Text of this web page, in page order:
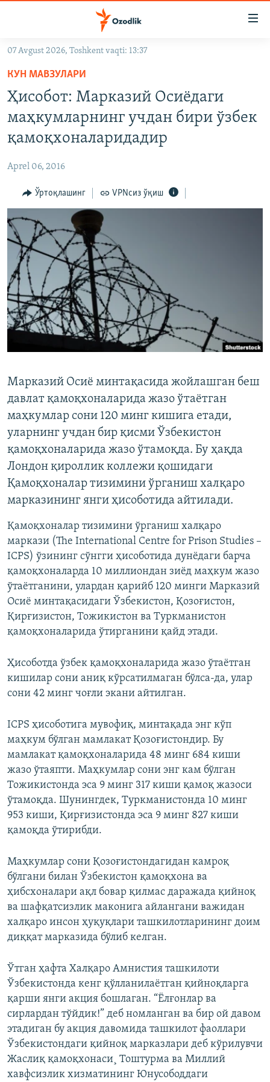
Асосий
навигацияга
ўтинг
Қидиришга
ўтинг
OZODVIDEO
OZODARXIV
На русском
ИЖТИМОИЙ ТАРМОҚЛАР
Озодлик бошқа тилларда
07 Avgust 2026, Toshkent vaqti: 13:37
КУН МАВЗУЛАРИ
Ҳисобот: Марказий Осиёдаги
маҳкумларнинг учдан бири ўзбек
қамоқхоналаридадир
Aprel 06, 2016
Ўртоқлашинг VPNсиз ўқиш
Марказий Осиё минтақасида жойлашган беш
давлат қамоқхоналарида жазо ўтаётган
маҳкумлар сони 120 минг кишига етади,
уларнинг учдан бир қисми Ўзбекистон
қамоқхоналарида жазо ўтамоқда. Бу ҳақда
Лондон қироллик коллежи қошидаги
Қамоқхоналар тизимини ўрганиш халқаро
марказининг янги ҳисоботида айтилади.
Қамоқхоналар тизимини ўрганиш халқаро
маркази (The International Centre for Prison Studies –
ICPS) ўзининг сўнгги ҳисоботида дунёдаги барча
қамоқхоналарда 10 миллиондан зиёд маҳкум жазо
ўтаётганини, улардан қарийб 120 минги Марказий
Осиё минтақасидаги Ўзбекистон, Қозоғистон,
Қирғизистон, Тожикистон ва Туркманистон
қамоқхоналарида ўтирганини қайд этади.
Ҳисоботда ўзбек қамоқхоналарида жазо ўтаётган
кишилар сони аниқ кўрсатилмаган бўлса-да, улар
сони 42 минг чоғли экани айтилган.
ICPS ҳисоботига мувофиқ, минтақада энг кўп
маҳкум бўлган мамлакат Қозоғистондир. Бу
мамлакат қамоқхоналарида 48 минг 684 киши
жазо ўтаяпти. Маҳкумлар сони энг кам бўлган
Тожикистонда эса 9 минг 317 киши қамоқ жазоси
ўтамоқда. Шунингдек, Туркманистонда 10 минг
953 киши, Қирғизистонда эса 9 минг 827 киши
қамоқда ўтирибди.
Маҳкумлар сони Қозоғистондагидан камроқ
бўлгани билан Ўзбекистон қамоқхона ва
ҳибсхоналари ақл бовар қилмас даражада қийноқ
ва шафқатсизлик маконига айлангани важидан
халқаро инсон ҳуқуқлари ташкилотларининг доим
диққат марказида бўлиб келган.
Ўтган ҳафта Халқаро Амнистия ташкилоти
Ўзбекистонда кенг қўлланилаëтган қийноқларга
қарши янги акция бошлаган. “Ëлғонлар ва
сирлардан тўйдик!” деб номланган ва бир ой давом
этадиган бу акция давомида ташкилот фаоллари
Ўзбекистондаги қийноқ марказлари деб кўрилувчи
Жаслиқ қамоқхонаси¸ Тоштурма ва Миллий
хавфсизлик хизматининг Юнусободдаги